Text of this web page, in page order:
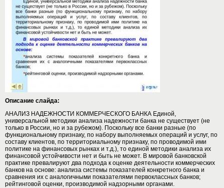
Описание слайда:
АНАЛИЗ НАДЕЖНОСТИ КОММЕРЧЕСКОГО БАНКА Единой,
универсальной методики анализа надежности банка не существует (не
только в России, но и за рубежом). Поскольку все банки разные (по
функциональному признаку, по набору выполняемых операций и услуг, по
составу клиентов, по территориальному признаку, по проводимой ими
политике на финансовых рынках и т.д.), то единой методики анализа их
финансовой устойчивости нет и быть не может. В мировой банковской
практике превалируют два подхода к оценке деятельности коммерческих
банков на основе: анализа системы показателей конкретного банка и
сравнения их с аналогичными показателями первоклассных банков;
рейтинговой оценки, производимой надзорными органами.